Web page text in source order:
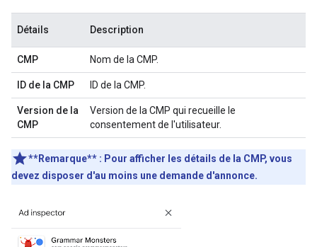
Détails Description
CMP Nom de la CMP.
ID de la CMP ID de la CMP.
Version de la
CMP
Version de la CMP qui recueille le
consentement de l'utilisateur.
**Remarque** : Pour afficher les détails de la CMP, vous
devez disposer d'au moins une demande d'annonce.